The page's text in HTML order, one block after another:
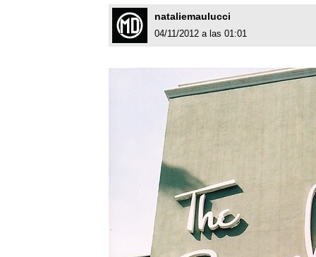
nataliemaulucci
04/11/2012 a las 01:01